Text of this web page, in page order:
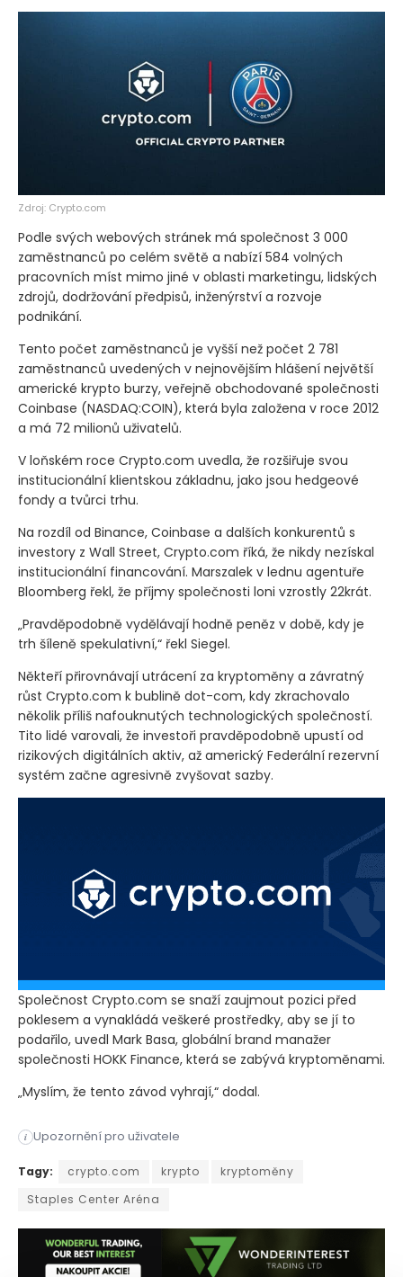
Zdroj: Crypto.com
Podle svých webových stránek má společnost 3 000
zaměstnanců po celém světě a nabízí 584 volných
pracovních míst mimo jiné v oblasti marketingu, lidských
zdrojů, dodržování předpisů, inženýrství a rozvoje
podnikání.
Tento počet zaměstnanců je vyšší než počet 2 781
zaměstnanců uvedených v nejnovějším hlášení největší
americké krypto burzy, veřejně obchodované společnosti
Coinbase (NASDAQ:COIN), která byla založena v roce 2012
a má 72 milionů uživatelů.
V loňském roce Crypto.com uvedla, že rozšiřuje svou
institucionální klientskou základnu, jako jsou hedgeové
fondy a tvůrci trhu.
Na rozdíl od Binance, Coinbase a dalších konkurentů s
investory z Wall Street, Crypto.com říká, že nikdy nezískal
institucionální financování. Marszalek v lednu agentuře
Bloomberg řekl, že příjmy společnosti loni vzrostly 22krát.
„Pravděpodobně vydělávají hodně peněz v době, kdy je
trh šíleně spekulativní,“ řekl Siegel.
Někteří přirovnávají utrácení za kryptoměny a závratný
růst Crypto.com k bublině dot-com, kdy zkrachovalo
několik příliš nafouknutých technologických společností.
Tito lidé varovali, že investoři pravděpodobně upustí od
rizikových digitálních aktiv, až americký Federální rezervní
systém začne agresivně zvyšovat sazby.
Společnost Crypto.com se snaží zaujmout pozici před
poklesem a vynakládá veškeré prostředky, aby se jí to
podařilo, uvedl Mark Basa, globální brand manažer
společnosti HOKK Finance, která se zabývá kryptoměnami.
„Myslím, že tento závod vyhrají,“ dodal.
i Upozornění pro uživatele
Kryptospolečnosti sázejí na to, že jim sportovní reklama
Tagy: crypto.com krypto
kryptoměny
Staples Center Aréna